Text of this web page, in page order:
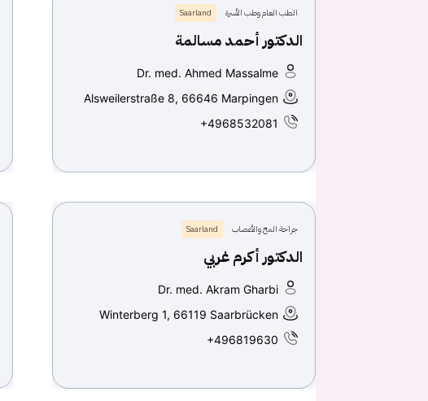
الطب العام وطب الأسرة Saarland
الدكتور أحمد مسالمة
Dr. med. Ahmed Massalme
Alsweilerstraße 8, 66646 Marpingen
+4968532081
جراحة المخ والأعصاب Saarland
الدكتور أكرم غربي
Dr. med. Akram Gharbi
Winterberg 1, 66119 Saarbrücken
+496819630